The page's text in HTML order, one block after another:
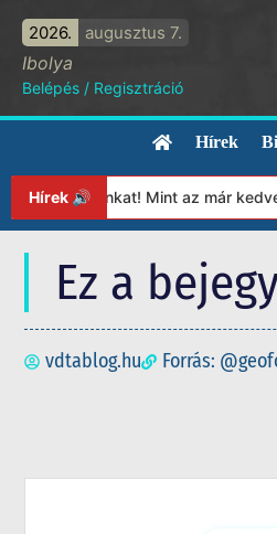
2026. augusztus 7.
Ibolya
Belépés / Regisztráció
Hírek
Hírek 🔊 Mint az már kedves
Ez a
vdtablog.hu Forrás: